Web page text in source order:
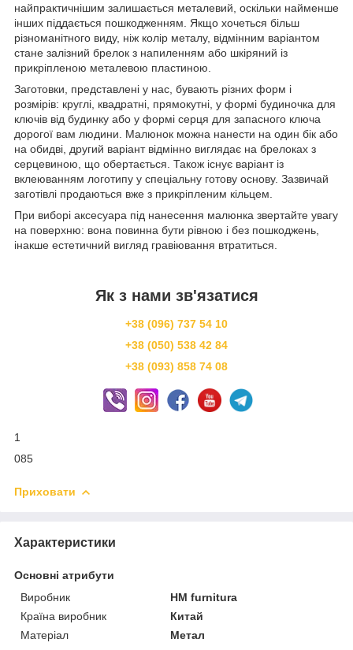
найпрактичнішим залишається металевий, оскільки найменше
інших піддається пошкодженням. Якщо хочеться більш
різноманітного виду, ніж колір металу, відмінним варіантом
стане залізний брелок з напиленням або шкіряний із
прикріпленою металевою пластиною.
Заготовки, представлені у нас, бувають різних форм і
розмірів: круглі, квадратні, прямокутні, у формі будиночка для
ключів від будинку або у формі серця для запасного ключа
дорогої вам людини. Малюнок можна нанести на один бік або
на обидві, другий варіант відмінно виглядає на брелоках з
серцевиною, що обертається. Також існує варіант із
вклеюванням логотипу у спеціальну готову основу. Зазвичай
заготівлі продаються вже з прикріпленим кільцем.
При виборі аксесуара під нанесення малюнка звертайте увагу
на поверхню: вона повинна бути рівною і без пошкоджень,
інакше естетичний вигляд гравіювання втратиться.
Як з нами зв'язатися
+38 (096) 737 54 10
+38 (050) 538 42 84
+38 (093) 858 74 08
1
085
Приховати
Характеристики
Основні атрибути
Виробник
HM furnitura
Країна виробник
Китай
Матеріал
Метал